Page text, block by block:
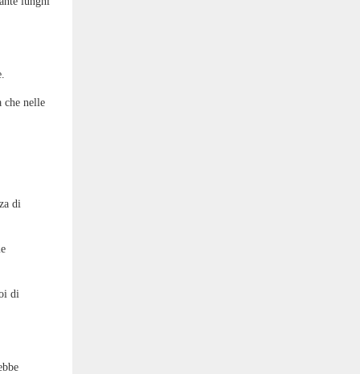
che nelle
di
di